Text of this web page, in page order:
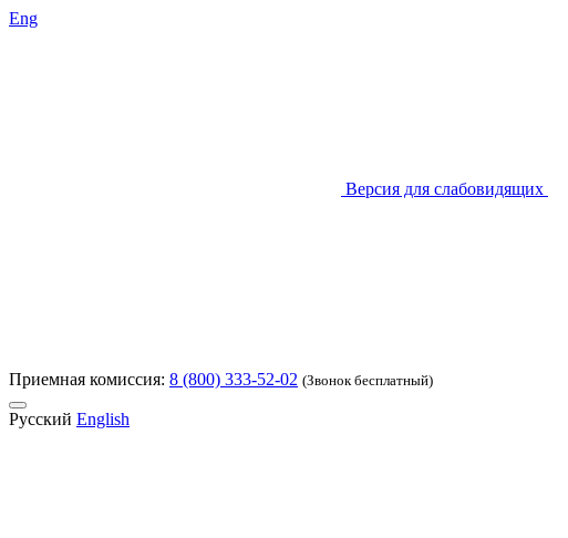
Eng
Версия для слабовидящих
Приемная комиссия: 8 (800) 333-52-02 (Звонок бесплатный)
Русский English